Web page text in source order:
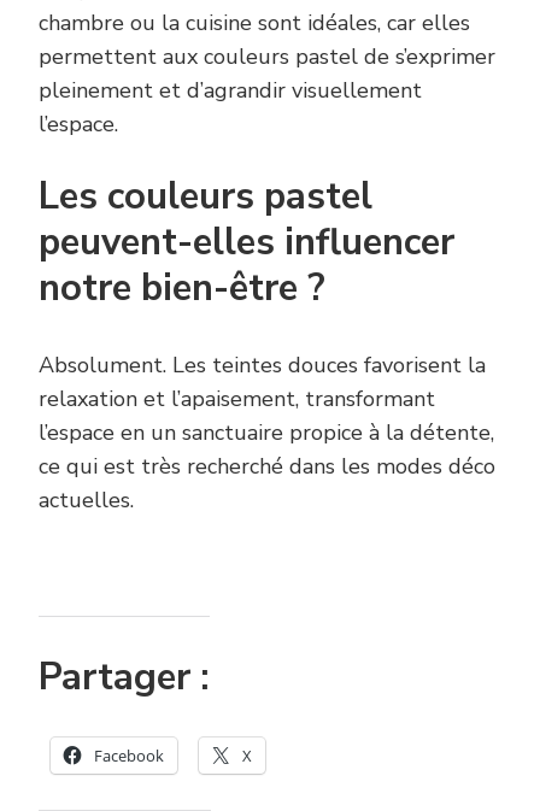
chambre ou la cuisine sont idéales, car elles
permettent aux couleurs pastel de s’exprimer
pleinement et d’agrandir visuellement
l’espace.
Les couleurs pastel
peuvent-elles influencer
notre bien-être ?
Absolument. Les teintes douces favorisent la
relaxation et l’apaisement, transformant
l’espace en un sanctuaire propice à la détente,
ce qui est très recherché dans les modes déco
actuelles.
Partager :
Facebook X